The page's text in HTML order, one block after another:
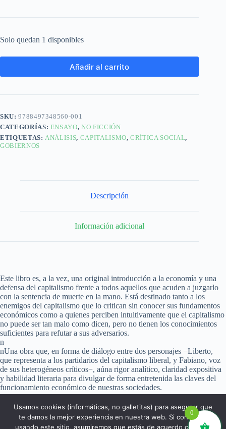
Solo quedan 1 disponibles
Añadir al carrito
SKU:9788497348560-001
CATEGORÍAS: ENSAYO,NO FICCIÓN
ETIQUETAS:ANÁLISIS, CAPITALISMO,CRÍTICA SOCIAL,
GOBIERNOS
Descripción
Información adicional
Este libro es, a la vez, una original introducción a la economía y una
defensa del capitalismo frente a todos aquellos que acuden a juzgarlo
con la sentencia de muerte en la mano. Está destinado tanto a los
enemigos del capitalismo que lo critican sin conocer sus fundamentos
económicos como a quienes perciben intuitivamente que el capitalismo
no puede ser tan malo como dicen, pero no tienen los conocimientos
suficientes para refutar a sus adversarios.
n
nUna obra que, en forma de diálogo entre dos personajes −Liberto,
que representa a los partidarios del capitalismo liberal, y Fabiano, voz
de sus heterogéneos críticos−, aúna rigor analítico, claridad expositiva
y habilidad literaria para divulgar de forma entretenida las claves del
funcionamiento económico de nuestras sociedades.
0
Usamos cookies (informáticas, no galletitas) para asegurar que
te damos la mejor experiencia en nuestra web. Si continúas
usando este sitio, asumiremos que estás de acuerdo con ello.